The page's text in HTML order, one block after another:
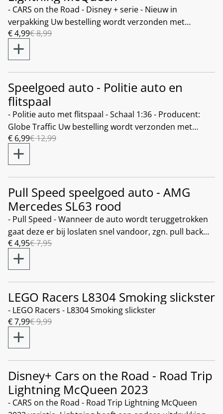
- CARS on the Road - Disney + serie - Nieuw in
verpakking Uw bestelling wordt verzonden met
PostNL, met track en trace. Wij zijn NIET aansprakelijk
in geval van verlies of beschadiging van het pakket.
Voor verzekeren van het pakket, zie: CONTACT
Shipping with Track and Trace. We are NOT
responsible for loss. To add insurance see: CONTACT
€ 4,99€ 8,99
%
Speelgoed auto - Politie auto en
flitspaal
- Politie auto met flitspaal - Schaal 1:36 - Producent:
Globe Traffic Uw bestelling wordt verzonden met
PostNL, met track en trace. Wij zijn NIET aansprakelijk
in geval van verlies of beschadiging van het pakket.
Voor verzekeren van het pakket, zie: CONTACT
Shipping with Track and Trace. We are NOT
responsible for loss. To add insurance see: CONTACT
€ 6,99€ 12,99
%
Pull Speed speelgoed auto - AMG
Mercedes SL63 rood
- Pull Speed - Wanneer de auto wordt teruggetrokken
gaat deze er bij loslaten snel vandoor, zgn. pull back
motor. - Schaal 1:43 Uw bestelling wordt verzonden
met PostNL, met track en trace. Wij zijn NIET
aansprakelijk in geval van verlies of beschadiging van
het pakket. Voor verzekeren van het pakket, zie:
CONTACT Shipping with Track and Trace. We are NOT
responsible for loss. To add insurance see: CONTACT
€ 4,95€ 7,95
%
LEGO Racers L8304 Smoking slickster
- LEGO Racers - L8304 Smoking slickster
€ 7,99€ 9,99
%
Disney+ Cars on the Road - Road Trip
Lightning McQueen 2023
- CARS on the Road - Road Trip Lightning McQueen